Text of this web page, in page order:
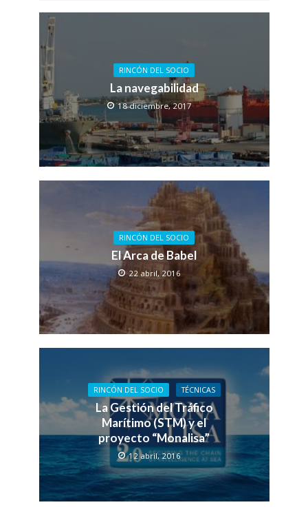
RINCÓN DEL SOCIO
La navegabilidad
18 diciembre, 2017
RINCÓN DEL SOCIO
El Arca de Babel
22 abril, 2016
RINCÓN DEL SOCIO TÉCNICAS
La Gestión del Tráfico
Marítimo (STM) y el
proyecto “Monalisa”
12 abril, 2016